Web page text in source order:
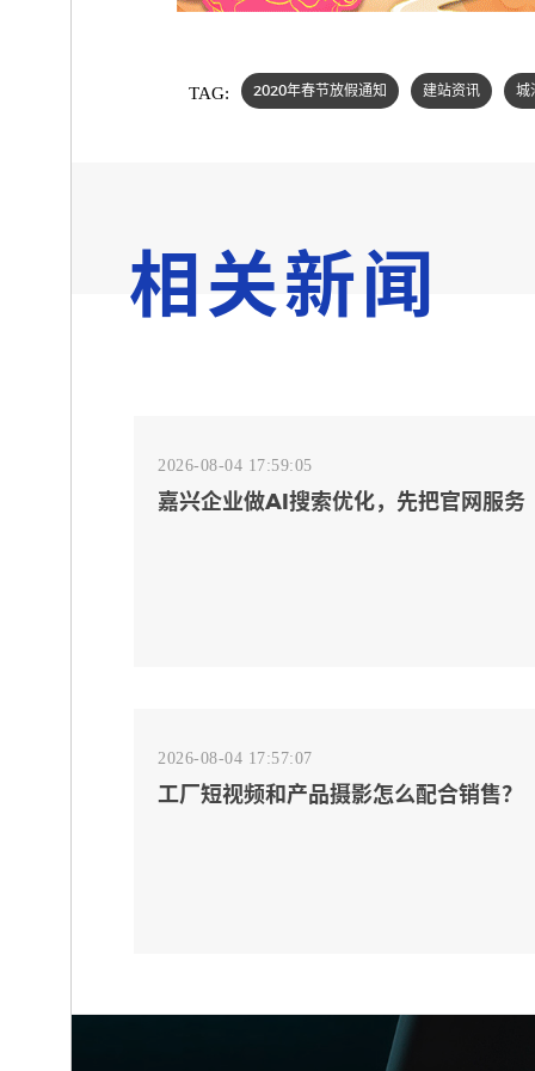
TAG: 2020年春节放假通知 建站资讯 城
相关新闻
2026-08-04 17:59:05
嘉兴企业做AI搜索优化，先把官网服务
2026-08-04 17:57:07
工厂短视频和产品摄影怎么配合销售？